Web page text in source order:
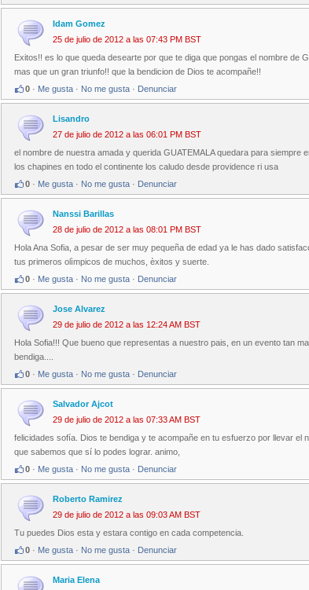
Idam Gomez
25 de julio de 2012 a las 07:43 PM BST
Exitos!! es lo que queda desearte por que te diga que pongas el nombre de
mas que un gran triunfo!! que la bendicion de Dios te acompañe!!
0 · Me gusta · No me gusta · Denunciar
Lisandro
27 de julio de 2012 a las 06:01 PM BST
el nombre de nuestra amada y querida GUATEMALA quedara para siempre
los chapines en todo el continente los caludo desde providence ri usa
0 · Me gusta · No me gusta · Denunciar
Nanssi Barillas
28 de julio de 2012 a las 08:01 PM BST
Hola Ana Sofia, a pesar de ser muy pequeña de edad ya le has dado
tus primeros olìmpicos de muchos, èxitos y suerte.
0 · Me gusta · No me gusta · Denunciar
Jose Alvarez
29 de julio de 2012 a las 12:24 AM BST
Hola Sofia!!! Que bueno que representas a nuestro pais, en un evento tan
bendiga....
0 · Me gusta · No me gusta · Denunciar
Salvador Ajcot
29 de julio de 2012 a las 07:33 AM BST
felicidades sofía. Dios te bendiga y te acompañe en tu esfuerzo por llevar el
que sabemos que sí lo podes lograr. animo,
0 · Me gusta · No me gusta · Denunciar
Roberto Ramirez
29 de julio de 2012 a las 09:03 AM BST
Tu puedes Dios esta y estara contigo en cada competencia.
0 · Me gusta · No me gusta · Denunciar
Maria Elena